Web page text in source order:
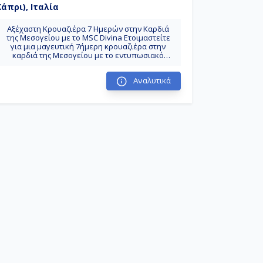
Ιταλία
Αξέχαστη Κρουαζιέρα 7 Ημερών στην Καρδιά
της Μεσογείου με το MSC Divina Ετοιμαστείτε
για μια μαγευτική 7ήμερη κρουαζιέρα στην
καρδιά της Μεσογείου με το εντυπωσιακό
την ιστορία, τον πολιτισμό και την
κοσμοπολίτικη λάμψη, ξεκινώντας και
καταλήγοντας στην πανέμορφη Νάπολη της
Αναλυτικά